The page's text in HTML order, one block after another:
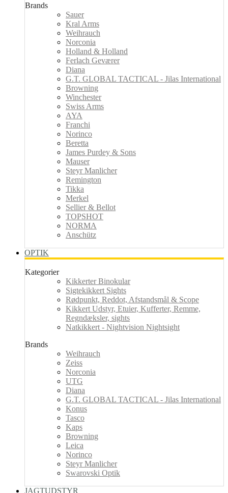
Brands
Sauer
Kral Arms
Weihrauch
Norconia
Holland & Holland
Ferlach Geværer
Diana
G.T. GLOBAL TACTICAL - Jilas International
Browning
Winchester
Swiss Arms
AYA
Franchi
Norinco
Beretta
James Purdey & Sons
Mauser
Steyr Manlicher
Remington
Tikka
Merkel
Sellier & Bellot
TOPSHOT
NORMA
Anschütz
OPTIK
Kategorier
Kikkerter Binokular
Sigtekikkert Sights
Rødpunkt, Reddot, Afstandsmål & Scope
Kikkert Udstyr, Etuier, Kufferter, Remme,
Regndæksler, sights
Natkikkert - Nightvision Nightsight
Brands
Weihrauch
Zeiss
Norconia
UTG
Diana
G.T. GLOBAL TACTICAL - Jilas International
Konus
Tasco
Kaps
Browning
Leica
Norinco
Steyr Manlicher
Swarovski Optik
JAGTUDSTYR